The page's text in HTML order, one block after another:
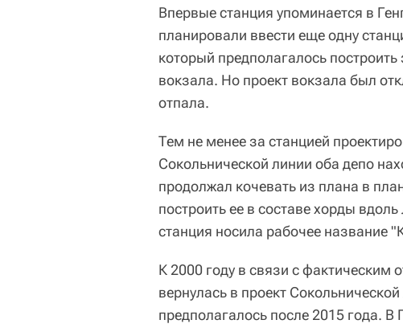
Впервые станция упоминается в
планировали ввести еще одну
который предполагалось
вокзала. Но проект вокзала был
отпала.
Тем не менее за станцией
Сокольнической линии оба депо
продолжал кочевать из плана в
построить ее в составе хорды
станция носила рабочее название
К 2000 году в связи с фактическим
вернулась в проект
предполагалось после 2015 года.